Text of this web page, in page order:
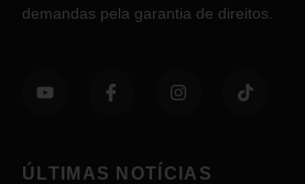
demandas pela garantia de direitos.
ÚLTIMAS NOTÍCIAS